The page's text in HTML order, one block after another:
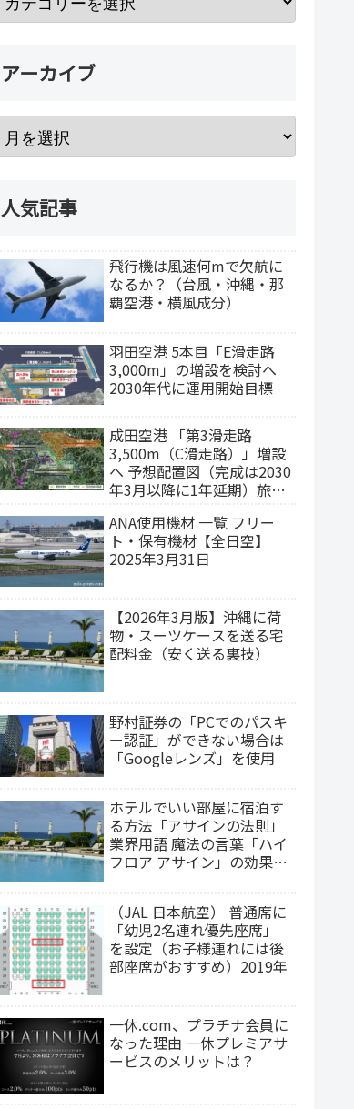
アーカイブ
人気記事
飛行機は風速何mで欠航に
なるか？（台風・沖縄・那
覇空港・横風成分）
羽田空港 5本目「E滑走路
3,000m」の増設を検討へ
2030年代に運用開始目標
成田空港 「第3滑走路
3,500m（C滑走路）」増設
ヘ 予想配置図（完成は2030
年3月以降に1年延期）旅客
ANA使用機材 一覧 フリー
ト・保有機材【全日空】
2025年3月31日
【2026年3月版】沖縄に荷
物・スーツケースを送る宅
配料金（安く送る裏技）
野村証券の「PCでのパスキ
ー認証」ができない場合は
「Googleレンズ」を使用
ホテルでいい部屋に宿泊す
る方法「アサインの法則」
業界用語 魔法の言葉「ハイ
フロア アサイン」の効果
（JAL 日本航空） 普通席に
「幼児2名連れ優先座席」
を設定（お子様連れには後
部座席がおすすめ）2019年
一休.com、プラチナ会員に
なった理由 一休プレミアサ
ービスのメリットは？